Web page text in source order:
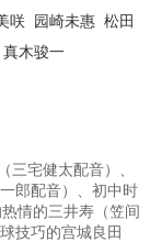
咲 园崎未惠 松田
真木骏一
三宅健太配音）、
郎配音）、初中时
情的三井寿（笠间
技巧的宫城良田